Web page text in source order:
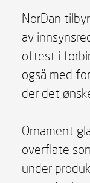
NorDan
av
oftest i
også med
der det
Ornament
overflate
under